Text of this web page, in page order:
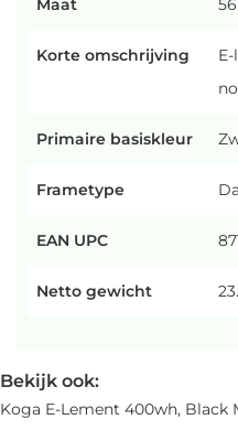
Maat 56
Korte omschrijving
Primaire basiskleur
Frametype
EAN UPC
Netto gewicht
Bekijk ook:
Koga E-Lement 400wh, Black